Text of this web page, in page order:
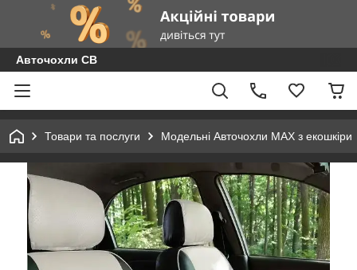
Авточохли СВ
Товари та послуги Модельні Авточохли MAX з екошкіри